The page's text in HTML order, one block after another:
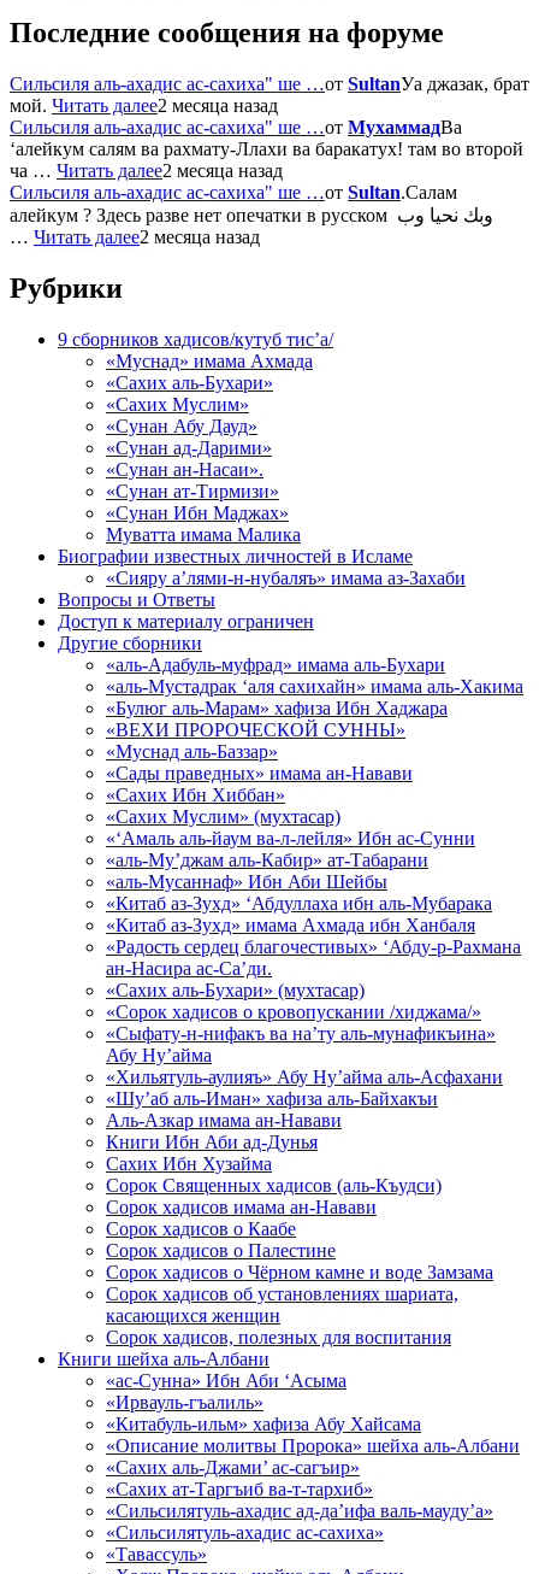
Последние сообщения на форуме
Сильсиля аль-ахадис ас-сахиха" ше …от SultanУа джазак, брат
мой. Читать далее2 месяца назад
Сильсиля аль-ахадис ас-сахиха" ше …от МухаммадВа
‘алейкум салям ва рахмату-Ллахи ва баракатух! там во второй
ча … Читать далее2 месяца назад
Сильсиля аль-ахадис ас-сахиха" ше …от Sultan.Салам
алейкум ? Здесь разве нет опечатки в русском وبك نحيا وب
… Читать далее2 месяца назад
Рубрики
9 сборников хадисов/кутуб тис’а/
«Муснад» имама Ахмада
«Сахих аль-Бухари»
«Сахих Муслим»
«Сунан Абу Дауд»
«Сунан ад-Дарими»
«Сунан ан-Насаи».
«Сунан ат-Тирмизи»
«Сунан Ибн Маджах»
Муватта имама Малика
Биографии известных личностей в Исламе
«Сияру а’лями-н-нубаляъ» имама аз-Захаби
Вопросы и Ответы
Доступ к материалу ограничен
Другие сборники
«аль-Адабуль-муфрад» имама аль-Бухари
«аль-Мустадрак ‘аля сахихайн» имама аль-Хакима
«Булюг аль-Марам» хафиза Ибн Хаджара
«ВЕХИ ПРОРОЧЕСКОЙ СУННЫ»
«Муснад аль-Баззар»
«Сады праведных» имама ан-Навави
«Сахих Ибн Хиббан»
«Сахих Муслим» (мухтасар)
«‘Амаль аль-йаум ва-л-лейля» Ибн ас-Сунни
«аль-Му’джам аль-Кабир» ат-Табарани
«аль-Мусаннаф» Ибн Аби Шейбы
«Китаб аз-Зухд» ‘Абдуллаха ибн аль-Мубарака
«Китаб аз-Зухд» имама Ахмада ибн Ханбаля
«Радость сердец благочестивых» ‘Абду-р-Рахмана
ан-Насира ас-Са’ди.
«Сахих аль-Бухари» (мухтасар)
«Сорок хадисов о кровопускании /хиджама/»
«Сыфату-н-нифакъ ва на’ту аль-мунафикъина»
Абу Ну’айма
«Хильятуль-аулияъ» Абу Ну’айма аль-Асфахани
«Шу’аб аль-Иман» хафиза аль-Байхакъи
Аль-Азкар имама ан-Навави
Книги Ибн Аби ад-Дунья
Сахих Ибн Хузайма
Сорок Священных хадисов (аль-Къудси)
Сорок хадисов имама ан-Навави
Сорок хадисов о Каабе
Сорок хадисов о Палестине
Сорок хадисов о Чёрном камне и воде Замзама
Сорок хадисов об установлениях шариата,
касающихся женщин
Сорок хадисов, полезных для воспитания
Книги шейха аль-Албани
«ас-Сунна» Ибн Аби ‘Асыма
«Ирвауль-гъалиль»
«Китабуль-ильм» хафиза Абу Хайсама
«Описание молитвы Пророка» шейха аль-Албани
«Сахих аль-Джами’ ас-сагъир»
«Сахих ат-Таргъиб ва-т-тархиб»
«Сильсилятуль-ахадис ад-да’ифа валь-мауду’а»
«Сильсилятуль-ахадис ас-сахиха»
«Тавассуль»